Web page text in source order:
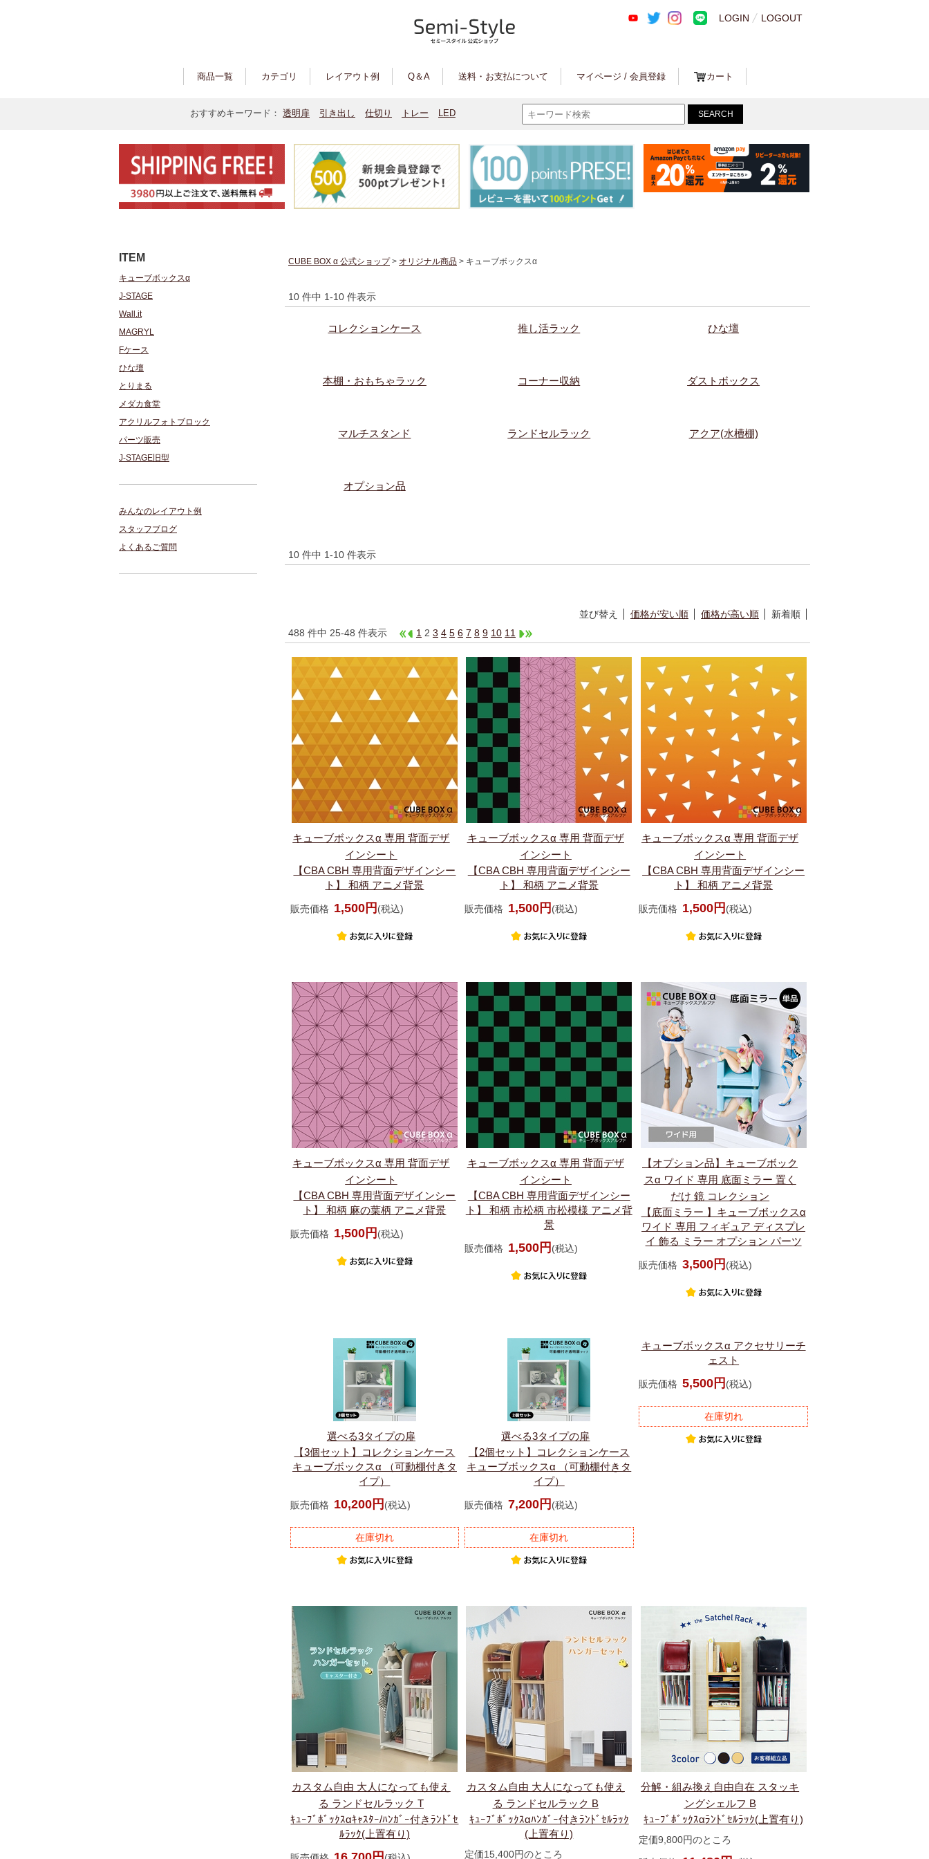
LOGIN LOGOUT
商品一覧 カテゴリ レイアウト例 Q＆A 送料・お支払について マイページ / 会員登録 カート
おすすめキーワード： 透明扉 引き出し 仕切り トレー LED
ITEM
キューブボックスα
J-STAGE
Wall.it
MAGRYL
Fケース
ひな壇
とりまる
メダカ食堂
アクリルフォトブロック
パーツ販売
J-STAGE旧型
みんなのレイアウト例
スタッフブログ
よくあるご質問
CUBE BOX α 公式ショップ> オリジナル商品 > キューブボックスα
10 件中 1-10 件表示
コレクションケース 推し活ラック ひな壇
本棚・おもちゃラック コーナー収納 ダストボックス
マルチスタンド ランドセルラック アクア(水槽棚)
オプション品
10 件中 1-10 件表示
並び替え 価格が安い順 価格が高い順
新着順
488 件中 25-48 件表示
1 2 3 4 5 6 7 8 9 10 11
キューブボックスα 専用 背面デザ
インシート
【CBA CBH 専用背面デザインシー
ト】 和柄 アニメ背景
販売価格 1,500円 (税込)
キューブボックスα 専用 背面デザ
インシート
【CBA CBH 専用背面デザインシー
ト】 和柄 アニメ背景
販売価格 1,500円 (税込)
キューブボックスα 専用 背面デザ
インシート
【CBA CBH 専用背面デザインシー
ト】 和柄 アニメ背景
販売価格 1,500円 (税込)
キューブボックスα 専用 背面デザ
インシート
【CBA CBH 専用背面デザインシー
ト】 和柄 麻の葉柄 アニメ背景
販売価格 1,500円 (税込)
キューブボックスα 専用 背面デザ
インシート
【CBA CBH 専用背面デザインシー
ト】 和柄 市松柄 市松模様 アニメ背
景
販売価格 1,500円 (税込)
【オプション品】キューブボック
スα ワイド 専用 底面ミラー 置く
だけ 鏡 コレクション
【底面ミラー 】キューブボックスα
ワイド 専用 フィギュア ディスプレ
イ 飾る ミラー オプション パーツ
販売価格 3,500円 (税込)
選べる3タイプの扉
【3個セット】コレクションケース
キューブボックスα （可動棚付きタ
イプ）
販売価格 10,200円 (税込)
在庫切れ
選べる3タイプの扉
【2個セット】コレクションケース
キューブボックスα （可動棚付きタ
イプ）
販売価格 7,200円 (税込)
在庫切れ
キューブボックスα アクセサリーチ
ェスト
販売価格 5,500円 (税込)
在庫切れ
カスタム自由 大人になっても使え
る ランドセルラック T
ｷｭｰﾌﾞﾎﾞｯｸｽαｷｬｽﾀｰ/ﾊﾝｶﾞｰ付きﾗﾝﾄﾞｾ
ﾙﾗｯｸ(上置有り)
カスタム自由 大人になっても使え
る ランドセルラック B
ｷｭｰﾌﾞﾎﾞｯｸｽαﾊﾝｶﾞｰ付きﾗﾝﾄﾞｾﾙﾗｯｸ
(上置有り)
定価15,400円のところ
分解・組み換え自由自在 スタッキ
ングシェルフ B
ｷｭｰﾌﾞﾎﾞｯｸｽαﾗﾝﾄﾞｾﾙﾗｯｸ(上置有り)
定価9,800円のところ